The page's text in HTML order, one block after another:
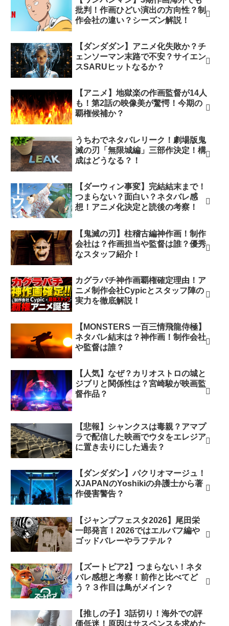
批判！作画ひどい演出の方向性？制
作会社の違い？シーズン解説！
【ダンダダン】アニメ化失敗か？チ
ェンソーマン末路で不安？サイエン
スSARUヒットなるか？
【アニメ】地獄楽の作画監督が14人
も！第2話の映像美が驚愕！今期の
覇権候補か？
うちわでネタバレリーク！劇場版鬼
滅の刃「無限城編」三部作決定！構
成はどうなる？！
【ダーウィン事変】完結結末まで！
つまらない？面白い？ネタバレ感
想！アニメ化決定と読後の考察！
【鬼滅の刃】柱稽古編神作画！制作
会社は？作画担当や監督は誰？優秀
なスタッフ紹介！
カグラバチ神作画覇権確定理由！ア
ニメ制作会社Cypicとスタッフ陣の
実力を徹底解説！
【MONSTERS 一百三情飛龍侍極】
ネタバレ結末は？神作画！制作会社
や監督は誰？
【人気】なぜ？カリオストロの城と
ジブリと関係性は？宮崎駿が映画監
督作品？
【悲報】シャンクスは毒親？アマプ
ラで配信した映画でウタをエレジア
に置き去りにした過去？
【ダンダダン】パクリオマージュ！
XJAPANのYoshikiの弁護士から著
作侵害警告？
【ジャンプフェスタ2026】尾田栄
一郎発言！2026ではエルバフ編や
ゴッドバレーやラフテル？
【ズートピア2】つまらない！ネタ
バレ感想と考察！前作と比べてど
う？３作目は鳥がメイン？
【推しの子】3話切り！海外での評
価低迷！原因はサスペンスを求めた